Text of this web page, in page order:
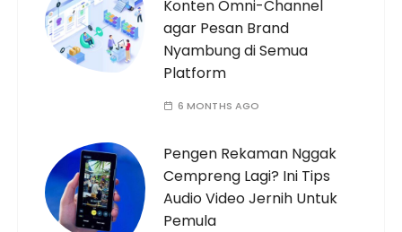
Konten Omni-Channel
agar Pesan Brand
Nyambung di Semua
Platform
6 MONTHS AGO
Pengen Rekaman Nggak
Cempreng Lagi? Ini Tips
Audio Video Jernih Untuk
Pemula